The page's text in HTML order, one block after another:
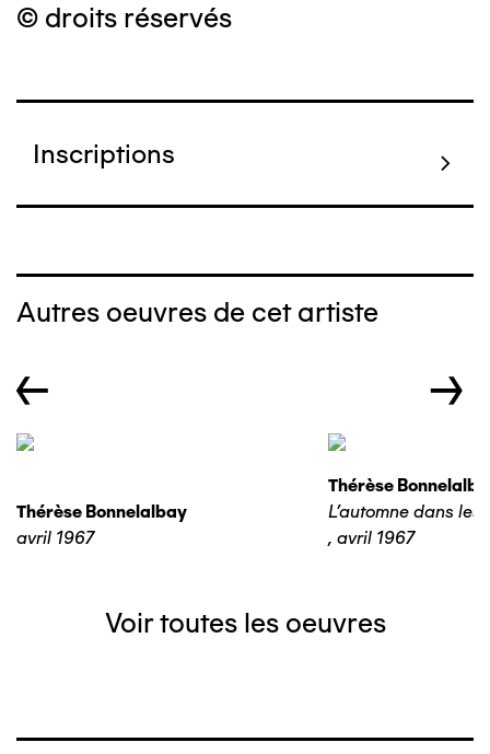
© droits réservés
Inscriptions
Autres oeuvres de cet artiste
← →
Thérèse Bonnelalbay
avril 1967
Thérèse
L'automne dans les
, avril 1967
Voir toutes les oeuvres